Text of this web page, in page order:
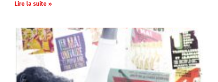
Lire la suite »